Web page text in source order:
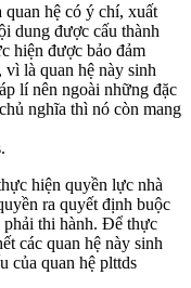
quan hệ có ý chí, xuất
dung được cấu thành
hiện được bảo đảm
là quan hệ này sinh
lí nên ngoài những đặc
nghĩa thì nó còn mang
hiện quyền lực nhà
ra quyết định buộc
phải thi hành. Để thực
các quan hệ này sinh
của quan hệ plttds